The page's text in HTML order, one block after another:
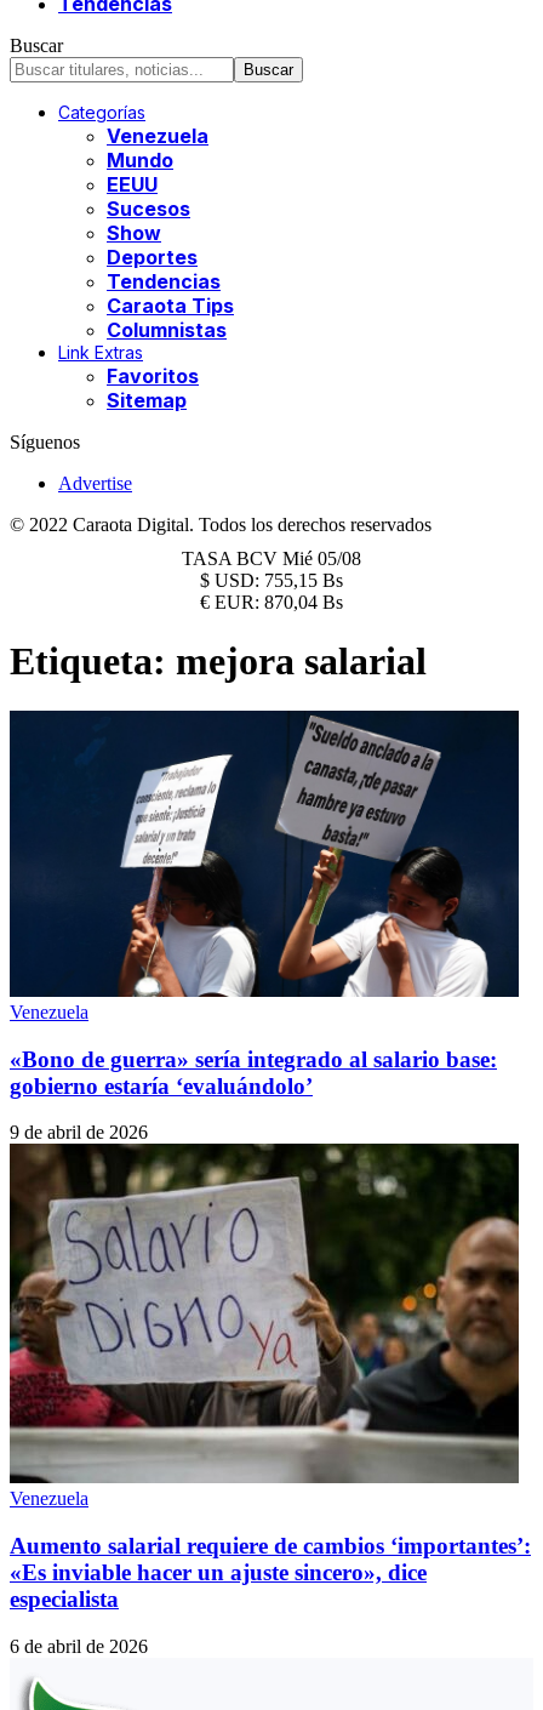
Buscar
Categorías
Venezuela
Mundo
EEUU
Sucesos
Show
Deportes
Tendencias
Caraota Tips
Columnistas
Link Extras
Favoritos
Sitemap
Síguenos
Advertise
© 2022 Caraota Digital. Todos los derechos reservados
TASA BCV Mié 05/08
$ USD: 755,15 Bs
€ EUR: 870,04 Bs
Etiqueta: mejora salarial
Venezuela
«Bono de guerra» sería integrado al salario base:
gobierno estaría ‘evaluándolo’
9 de abril de 2026
Venezuela
Aumento salarial requiere de cambios ‘importantes’:
«Es inviable hacer un ajuste sincero», dice
especialista
6 de abril de 2026